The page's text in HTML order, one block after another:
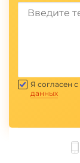
Я согласен с
данных